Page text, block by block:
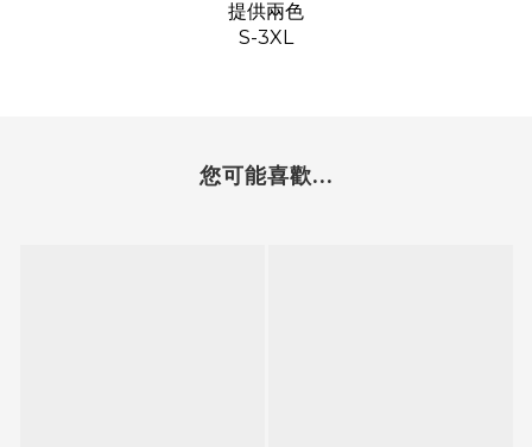
提供兩色
S-3XL
您可能喜歡...